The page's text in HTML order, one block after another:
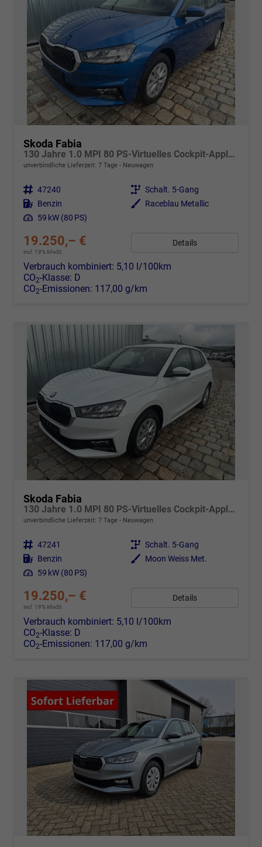
Skoda Fabia
130 Jahre 1.0 MPI 80 PS-Virtuelles Cockpit-AppleCarplay-Android-Auto-LED-Klima-Tempomat-Rückfahrkamera-DAB-SHZ-15" Alu-sofort
unverbindliche Lieferzeit: 7 Tage Neuwagen
Fahrzeugnr. 47240 Getriebe Schalt. 5-Gang
Kraftstoff Benzin Außenfarbe Raceblau Metallic
Leistung 59 kW (80 PS)
19.250,– €
incl. 19% MwSt.
Details
Verbrauch kombiniert: 5,10 l/100km
CO2-Klasse: D
CO2-Emissionen: 117,00 g/km
Skoda Fabia
130 Jahre 1.0 MPI 80 PS-Virtuelles Cockpit-AppleCarplay-Android-Auto-LED-Klima-Tempomat-Rückfahrkamera-DAB-SHZ-15" Alu-sofort
unverbindliche Lieferzeit: 7 Tage Neuwagen
Fahrzeugnr. 47241 Getriebe Schalt. 5-Gang
Kraftstoff Benzin Außenfarbe
Moon Weiss Met.
Leistung 59 kW (80 PS)
19.250,– €
incl. 19% MwSt.
Details
Verbrauch kombiniert: 5,10 l/100km
CO2-Klasse: D
CO2-Emissionen: 117,00 g/km